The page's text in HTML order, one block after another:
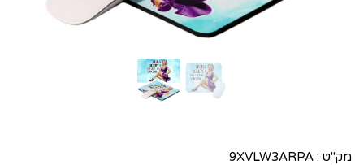
מק"ט : 9XVLW3ARPA